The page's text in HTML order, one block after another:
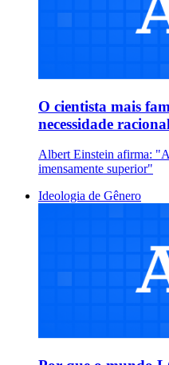
O cientista mais
necessidade
Albert Einstein afirma:
imensamente superior"
Ideologia de Gênero